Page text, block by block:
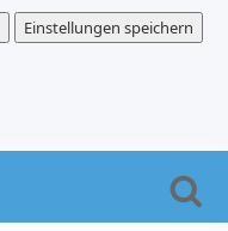
Einstellungen speichern